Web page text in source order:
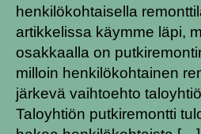
henkilökohtaisella
artikkelissa käymme läpi,
osakkaalla on
milloin henkilökohtainen
järkevä vaihtoehto
Taloyhtiön putkiremontti